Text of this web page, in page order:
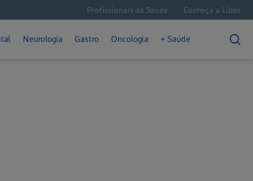
Profissionais da Saúde Conheça a Libbs
Neurologia
Epilepsia
Gastro
Saúde Intestinal
Prisão de Ventre
Oncologia
Câncer Hematológico
Convivendo com o Câncer
+ Saúde